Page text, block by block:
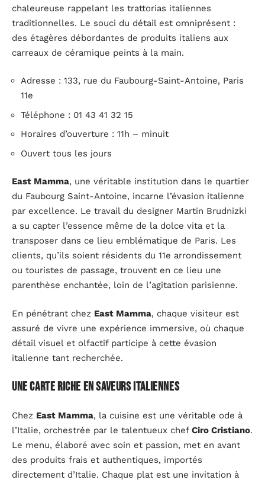
chaleureuse rappelant les trattorias italiennes
traditionnelles. Le souci du détail est omniprésent :
des étagères débordantes de produits italiens aux
carreaux de céramique peints à la main.
Adresse : 133, rue du Faubourg-Saint-Antoine, Paris
11e
Téléphone : 01 43 41 32 15
Horaires d’ouverture : 11h – minuit
Ouvert tous les jours
East Mamma, une véritable institution dans le quartier
du Faubourg Saint-Antoine, incarne l’évasion italienne
par excellence. Le travail du designer Martin Brudnizki
a su capter l’essence même de la dolce vita et la
transposer dans ce lieu emblématique de Paris. Les
clients, qu’ils soient résidents du 11e arrondissement
ou touristes de passage, trouvent en ce lieu une
parenthèse enchantée, loin de l’agitation parisienne.
En pénétrant chez East Mamma, chaque visiteur est
assuré de vivre une expérience immersive, où chaque
détail visuel et olfactif participe à cette évasion
italienne tant recherchée.
Une carte riche en saveurs italiennes
Chez East Mamma, la cuisine est une véritable ode à
l’Italie, orchestrée par le talentueux chef Ciro Cristiano.
Le menu, élaboré avec soin et passion, met en avant
des produits frais et authentiques, importés
directement d’Italie. Chaque plat est une invitation à